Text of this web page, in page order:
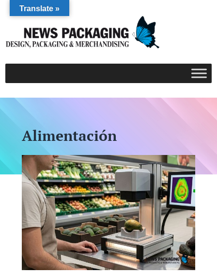
Alimentación
Translate »